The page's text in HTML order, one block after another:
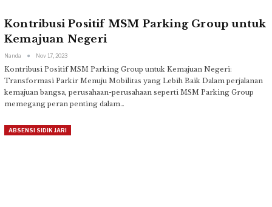
Kontribusi Positif MSM Parking Group untuk
Kemajuan Negeri
Nanda Nov 17, 2023
Kontribusi Positif MSM Parking Group untuk Kemajuan Negeri:
Transformasi Parkir Menuju Mobilitas yang Lebih Baik Dalam perjalanan
kemajuan bangsa, perusahaan-perusahaan seperti MSM Parking Group
memegang peran penting dalam…
ABSENSI SIDIK JARI